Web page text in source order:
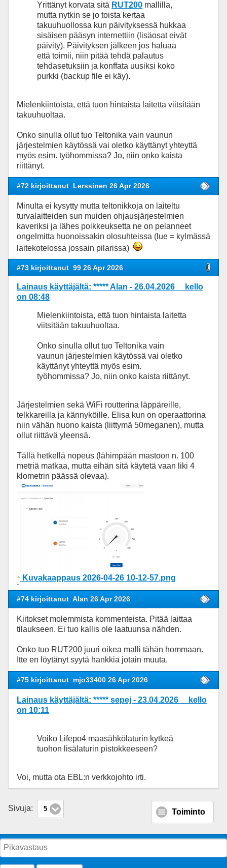
Yrittänyt korvata sitä RUT200 mallilla,
mutta nytkin se jo toista kertaa
takuuhuollossa kun päivityksessä hukkaa
sisäisen pääsyn internettiin (lisäosat eivät
päivity). Päivityksen jälkeen jos haluaa
että toimii, niin pitää tehdä palautus
tehdasetuksiin ja konffata uusiksi koko
purkki (backup file ei käy).
Mielenkiintoista, että tuon hintaista laitetta viitsitään
takuuhuoltaa.
Onko sinulla ollut tuo Teltonika vain vaunun
järjestelmien käytössä vai oletko käyttänyt yhteyttä
myös esim. työhommissa? Jo, niin onko kaista
riittänyt.
#72 kirjoittanut Lerssinen 26 Apr 2026
Minulta ei kysytty mutta teltonikkoja on laiteltu
turvalaitteiden sun muiden ohjausjärjestelmien
kaveriksi ja lähes poikkeuksetta ne on pelanneet
ongelmitta huonoissakin olosuhteissa (lue = kylmässä
laitekotelossa jossain pilarissa)
#73 kirjoittanut 99 26 Apr 2026
Lainaus käyttäjältä: ***** Alan - 26.04.2026 kello
on 08:48
Mielenkiintoista, että tuon hintaista laitetta
viitsitään takuuhuoltaa.
Onko sinulla ollut tuo Teltonika vain
vaunun järjestelmien käytössä vai oletko
käyttänyt yhteyttä myös esim.
työhommissa? Jo, niin onko kaista riittänyt.
Järjestelmien sekä WiFi routterina läppäreille,
telkkareilla ja kännyköille. Elisa kun on operaattorina
niin vähän huono kaista (liittymä 50meganen), mutta
ollut riittävä yleensä.
Tällä hetkellä nopeus (lähimpään mastoon n. 100
metriä matkaa, mutta eihän sitä käytetä vaan liki 4
klometrin päässä olevaa).
Kuvakaappaus 2026-04-26 10-12-57.png
#74 kirjoittanut Alan 26 Apr 2026
Kiitokset molemmista kommenteista. Pitää laittaa
tilaukseen. Ei tuo kallis ole laatuunsa nähden.
Onko tuo RUT200 juuri oikea malli tähän hommaan.
Itte en löytänyt syytä hankkia jotain muuta.
#75 kirjoittanut mjo33400 26 Apr 2026
Lainaus käyttäjältä: ***** sepej - 23.04.2026 kello
on 10:11
Voiko Lifepo4 maasähkölaturin kytkeä
tuohon lisälaturin pistokkeeseen?
Voi, mutta ota EBL:n verkkojohto irti.
Sivuja: 5 Toiminto